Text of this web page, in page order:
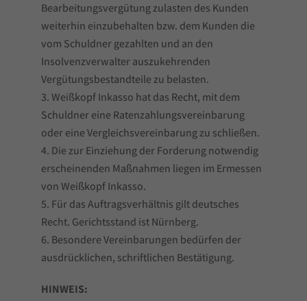
Bearbeitungsvergütung zulasten des Kunden
weiterhin einzubehalten bzw. dem Kunden die
vom Schuldner gezahlten und an den
Insolvenzverwalter auszukehrenden
Vergütungsbestandteile zu belasten.
Weißkopf Inkasso hat das Recht, mit dem
Schuldner eine Ratenzahlungsvereinbarung
oder eine Vergleichsvereinbarung zu schließen.
Die zur Einziehung der Forderung notwendig
erscheinenden Maßnahmen liegen im Ermessen
von Weißkopf Inkasso.
Für das Auftragsverhältnis gilt deutsches
Recht. Gerichtsstand ist Nürnberg.
Besondere Vereinbarungen bedürfen der
ausdrücklichen, schriftlichen Bestätigung.
HINWEIS: